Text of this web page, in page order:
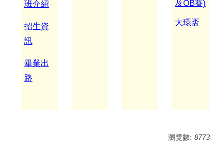
班介紹
招生資
訊
畢業出
路
及OB賽)
大環盃
瀏覽數: 8773